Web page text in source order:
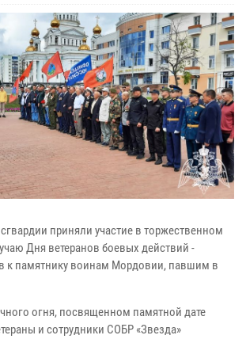
приняли участие в торжественном
Дня ветеранов боевых действий -
к памятнику воинам Мордовии, павшим в
огня, посвященном памятной дате
и сотрудники СОБР «Звезда»